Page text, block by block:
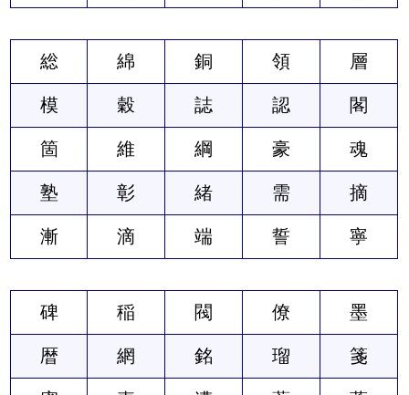
総 綿 銅 領 層
模 穀 誌 認 閣
箇 維 綱 豪 魂
塾 彰 緒 需 摘
漸 滴 端 誓 寧
碑 稲 閥 僚 墨
暦 網 銘 瑠 箋